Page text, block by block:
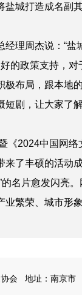
盐城打造成名副
理周杰说：“盐
的政策支持，对
极布局，跟本地
短剧，让大家了
2024中国网络
来了丰硕的活动
名片愈发闪亮。
业繁荣、城市形
会
地址：南京市